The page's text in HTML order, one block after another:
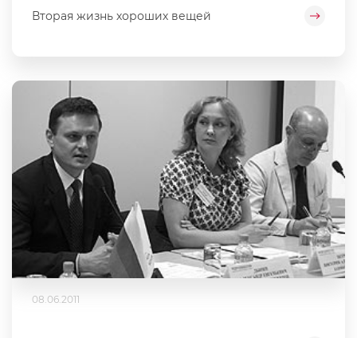
Вторая жизнь хороших вещей
08.06.2011